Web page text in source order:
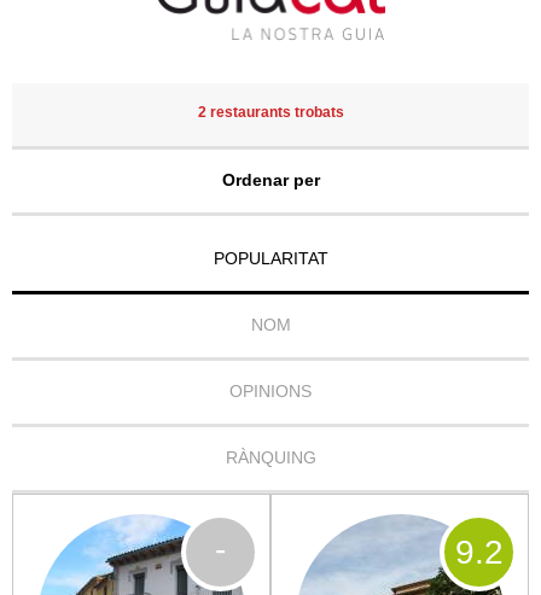
2 restaurants trobats
Ordenar per
POPULARITAT
NOM
OPINIONS
RÀNQUING
- 9.2